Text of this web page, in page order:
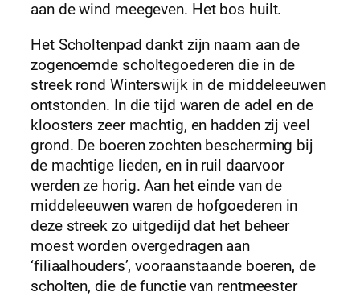
aan de wind meegeven. Het bos huilt.
Het Scholtenpad dankt zijn naam aan de
zogenoemde scholtegoederen die in de
streek rond Winterswijk in de middeleeuwen
ontstonden. In die tijd waren de adel en de
kloosters zeer machtig, en hadden zij veel
grond. De boeren zochten bescherming bij
de machtige lieden, en in ruil daarvoor
werden ze horig. Aan het einde van de
middeleeuwen waren de hofgoederen in
deze streek zo uitgedijd dat het beheer
moest worden overgedragen aan
‘filiaalhouders’, vooraanstaande boeren, de
scholten, die de functie van rentmeester